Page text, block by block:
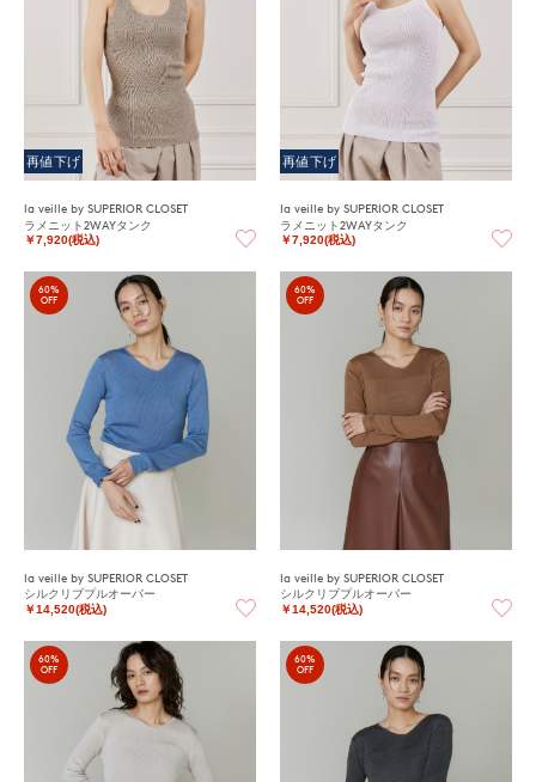
再値下げ
la veille by SUPERIOR CLOSET
ラメニット2WAYタンク
￥7,920(税込)
再値下げ
la veille by SUPERIOR CLOSET
ラメニット2WAYタンク
￥7,920(税込)
60%
OFF
la veille by SUPERIOR CLOSET
シルクリブプルオーバー
￥14,520(税込)
60%
OFF
la veille by SUPERIOR CLOSET
シルクリブプルオーバー
￥14,520(税込)
60%
OFF
60%
OFF